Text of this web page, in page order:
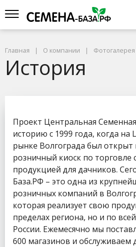
Главная О компании Фотогалерея
История
Проект Центральная
историю с 1999 года, когда
рынке Волгограда был
розничный киоск по торговле
продукцией для дачников.
База.РФ – это одна из
розничных компаний в
которая реализует свою
пределах региона, но и по
России. Ежемесячно мы
600 магазинов и обслуживаем